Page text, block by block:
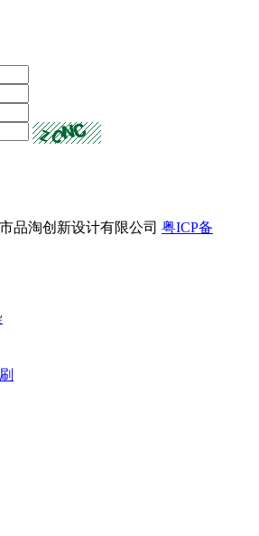
品淘创新设计有限公司 粤ICP备